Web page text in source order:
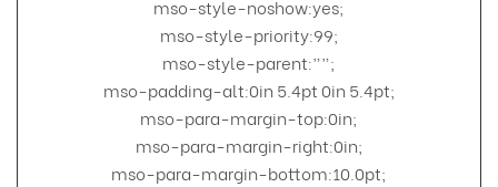
mso-style-noshow:yes;
mso-style-priority:99;
mso-style-parent:””;
mso-padding-alt:0in 5.4pt 0in 5.4pt;
mso-para-margin-top:0in;
mso-para-margin-right:0in;
mso-para-margin-bottom:10.0pt;